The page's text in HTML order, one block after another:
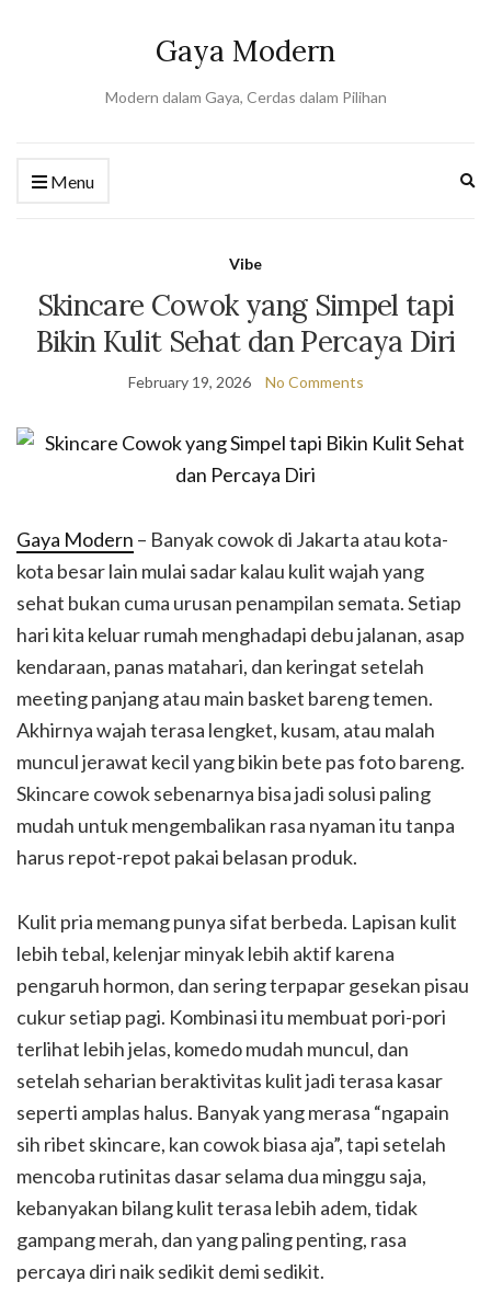
Gaya Modern
Modern dalam Gaya, Cerdas dalam Pilihan
Menu
Vibe
Skincare Cowok yang Simpel tapi
Bikin Kulit Sehat dan Percaya Diri
February 19, 2026 No Comments
Gaya Modern – Banyak cowok di Jakarta atau kota-
kota besar lain mulai sadar kalau kulit wajah yang
sehat bukan cuma urusan penampilan semata. Setiap
hari kita keluar rumah menghadapi debu jalanan, asap
kendaraan, panas matahari, dan keringat setelah
meeting panjang atau main basket bareng temen.
Akhirnya wajah terasa lengket, kusam, atau malah
muncul jerawat kecil yang bikin bete pas foto bareng.
Skincare cowok sebenarnya bisa jadi solusi paling
mudah untuk mengembalikan rasa nyaman itu tanpa
harus repot-repot pakai belasan produk.
Kulit pria memang punya sifat berbeda. Lapisan kulit
lebih tebal, kelenjar minyak lebih aktif karena
pengaruh hormon, dan sering terpapar gesekan pisau
cukur setiap pagi. Kombinasi itu membuat pori-pori
terlihat lebih jelas, komedo mudah muncul, dan
setelah seharian beraktivitas kulit jadi terasa kasar
seperti amplas halus. Banyak yang merasa “ngapain
sih ribet skincare, kan cowok biasa aja”, tapi setelah
mencoba rutinitas dasar selama dua minggu saja,
kebanyakan bilang kulit terasa lebih adem, tidak
gampang merah, dan yang paling penting, rasa
percaya diri naik sedikit demi sedikit.